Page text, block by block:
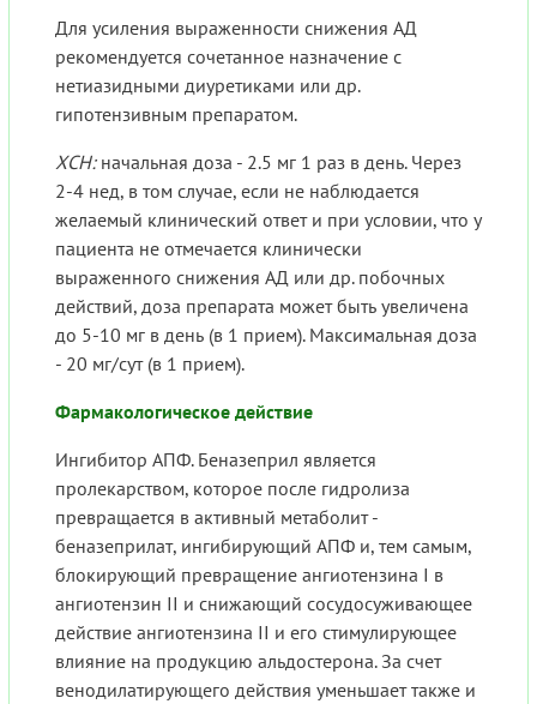
Для усиления выраженности снижения АД
рекомендуется сочетанное назначение с
нетиазидными диуретиками или др.
гипотензивным препаратом.
ХСН:начальная доза - 2.5 мг 1 раз в день. Через
2-4 нед, в том случае, если не наблюдается
желаемый клинический ответ и при условии, что у
пациента не отмечается клинически
выраженного снижения АД или др. побочных
действий, доза препарата может быть увеличена
до 5-10 мг в день (в 1 прием). Максимальная доза
- 20 мг/сут (в 1 прием).
Фармакологическое действие
Ингибитор АПФ. Беназеприл является
пролекарством, которое после гидролиза
превращается в активный метаболит -
беназеприлат, ингибирующий АПФ и, тем самым,
блокирующий превращение ангиотензина I в
ангиотензин II и снижающий сосудосуживающее
действие ангиотензина II и его стимулирующее
влияние на продукцию альдостерона. За счет
венодилатирующего действия уменьшает также и